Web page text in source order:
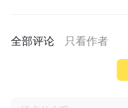
全部评论 只看作者